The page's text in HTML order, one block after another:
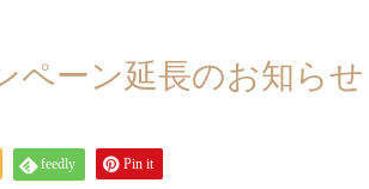
ペーン延長のお知らせ
feedly Pin it